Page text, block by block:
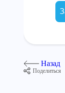
Назад
Поделиться